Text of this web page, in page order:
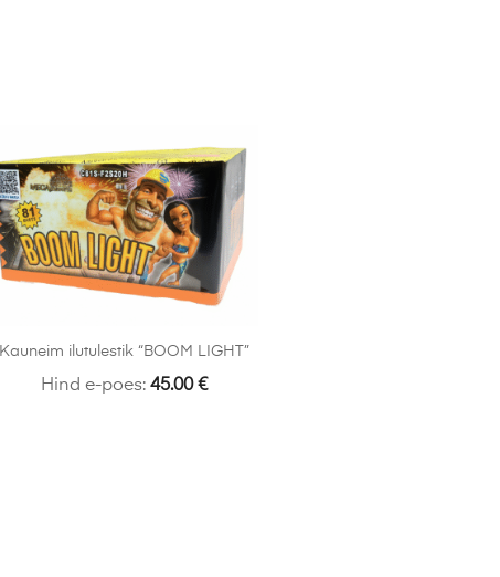
Kauneim ilutulestik “BOOM LIGHT”
Hind e-poes: 45.00€